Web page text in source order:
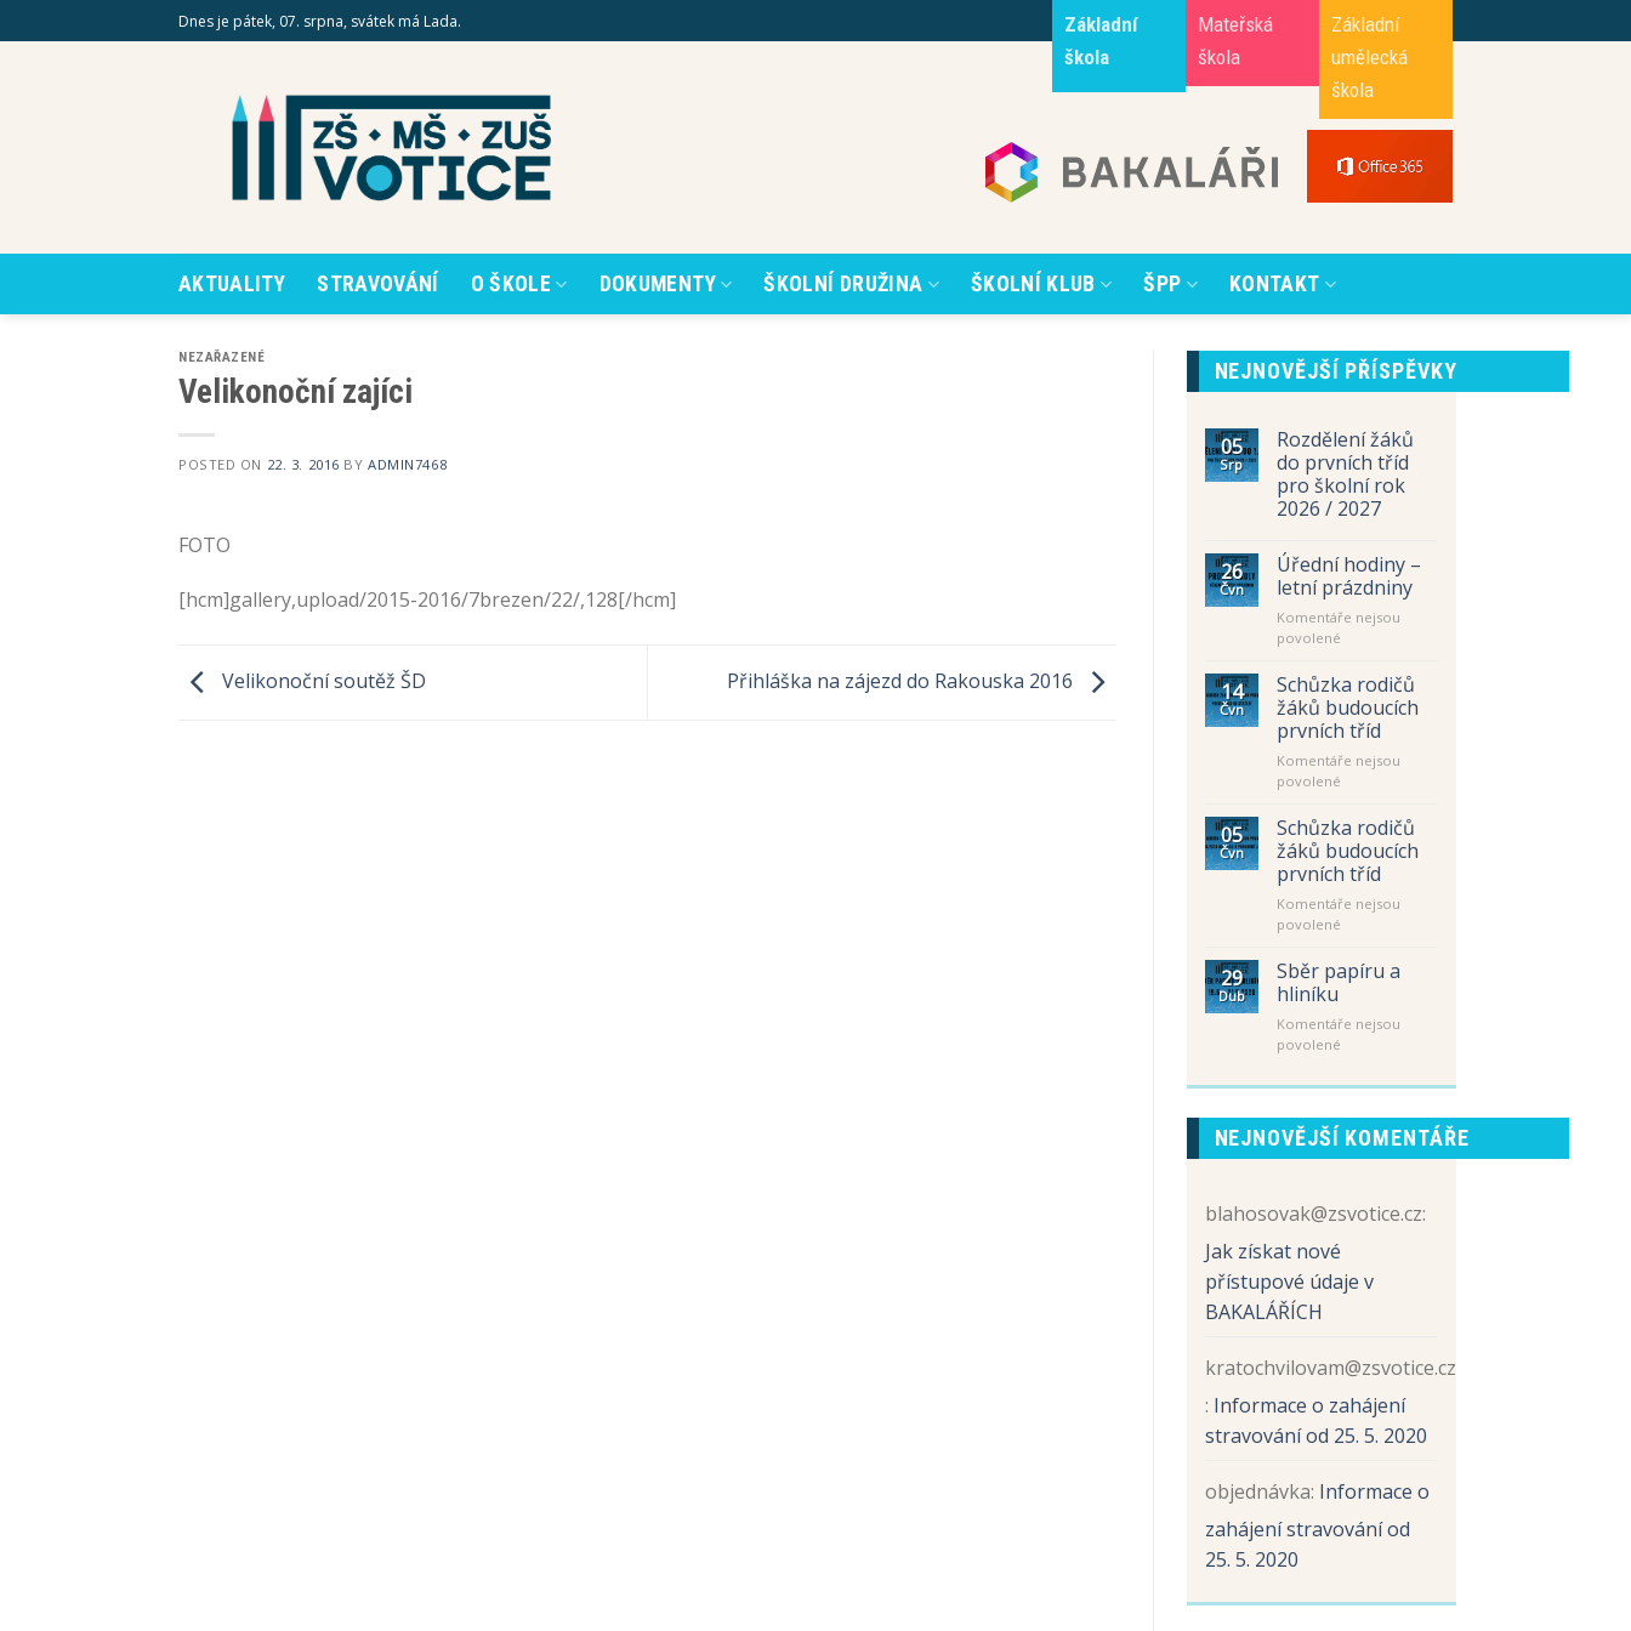
to
Dnes je pátek, 07. srpna, svátek má Lada.
Mateřská
škola
Základní
škola
Základní
umělecká
škola
AKTUALITY STRAVOVÁNÍ O ŠKOLE DOKUMENTY ŠKOLNÍ DRUŽINA ŠKOLNÍ KLUB ŠPP KONTAKT
NEZAŘAZENÉ
Velikonoční zajíci
POSTED ON 22. 3. 2016 BYADMIN7468
FOTO
[hcm]gallery,upload/2015-2016/7brezen/22/,128[/hcm]
Velikonoční soutěž ŠD Přihláška na zájezd do Rakouska 2016
NEJNOVĚJŠÍ PŘÍSPĚVKY
05
Srp
Rozdělení žáků
do prvních tříd
pro školní rok
2026 / 2027
26
Čvn
Úřední hodiny –
letní prázdniny
Komentáře nejsou
povolenéu
s
názvem
Úřední
hodiny
–
letní
14
Čvn
Schůzka rodičů
žáků budoucích
prvních tříd
Komentáře nejsou
povolenéu
s
názvem
Schůzka
rodičů
žáků
budoucích
tříd
05
Čvn
Schůzka rodičů
žáků budoucích
prvních tříd
Komentáře nejsou
povolenéu
s
názvem
rodičů
žáků
prvních
29
Dub
Sběr papíru a
hliníku
Komentáře nejsou
povolenéu
s
Sběr
papíru
NEJNOVĚJŠÍ KOMENTÁŘE
blahosovak@zsvotice.cz:
Jak získat nové
přístupové údaje v
BAKALÁŘÍCH
kratochvilovam@zsvotice.cz
: Informace o zahájení
stravování od 25. 5. 2020
objednávka: Informace o
zahájení stravování od
25. 5. 2020